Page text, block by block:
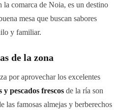
la comarca de Noia, es un destino
mesa que buscan sabores
y familiar.
de la zona
por aprovechar los excelentes
y pescados frescos de la ría son
las famosas almejas y berberechos